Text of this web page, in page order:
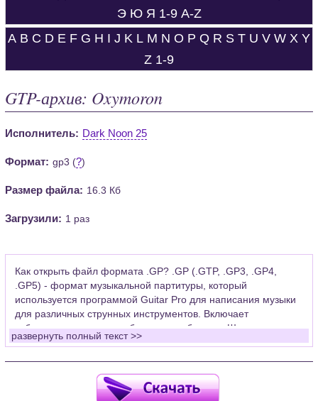
Э Ю Я 1-9 A-Z
A B C D E F G H I J K L M N O P Q R S T U V W X Y
Z 1-9
GTP-архив: Oxymoron
Исполнитель: Dark Noon 25
Формат: gp3 (?)
Размер файла: 16.3 Кб
Загрузили: 1 раз
Как открыть файл формата .GP? .GP (.GTP, .GP3, .GP4,
.GP5) - формат музыкальной партитуры, который
используется программой Guitar Pro для написания музыки
для различных струнных инструментов. Включает
табулатуры для гитары, бас-гитары, банджо. Широко
применяется для создания партитур, которые затем
Для открытия нот этого формата Вам необходимо
установить у себя на рабочем компьютере программу Guitar
развернуть полный текст >>